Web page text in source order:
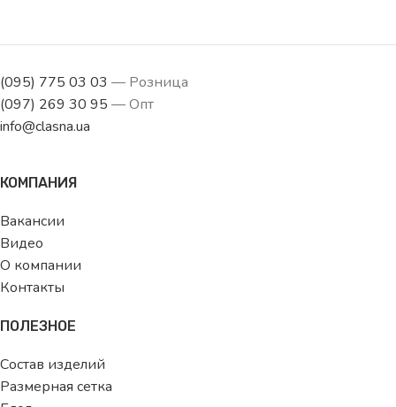
(095) 775 03 03 — Розница
(097) 269 30 95 — Опт
info@clasna.ua
КОМПАНИЯ
Вакансии
Видео
О компании
Контакты
ПОЛЕЗНОЕ
Состав изделий
Размерная сетка